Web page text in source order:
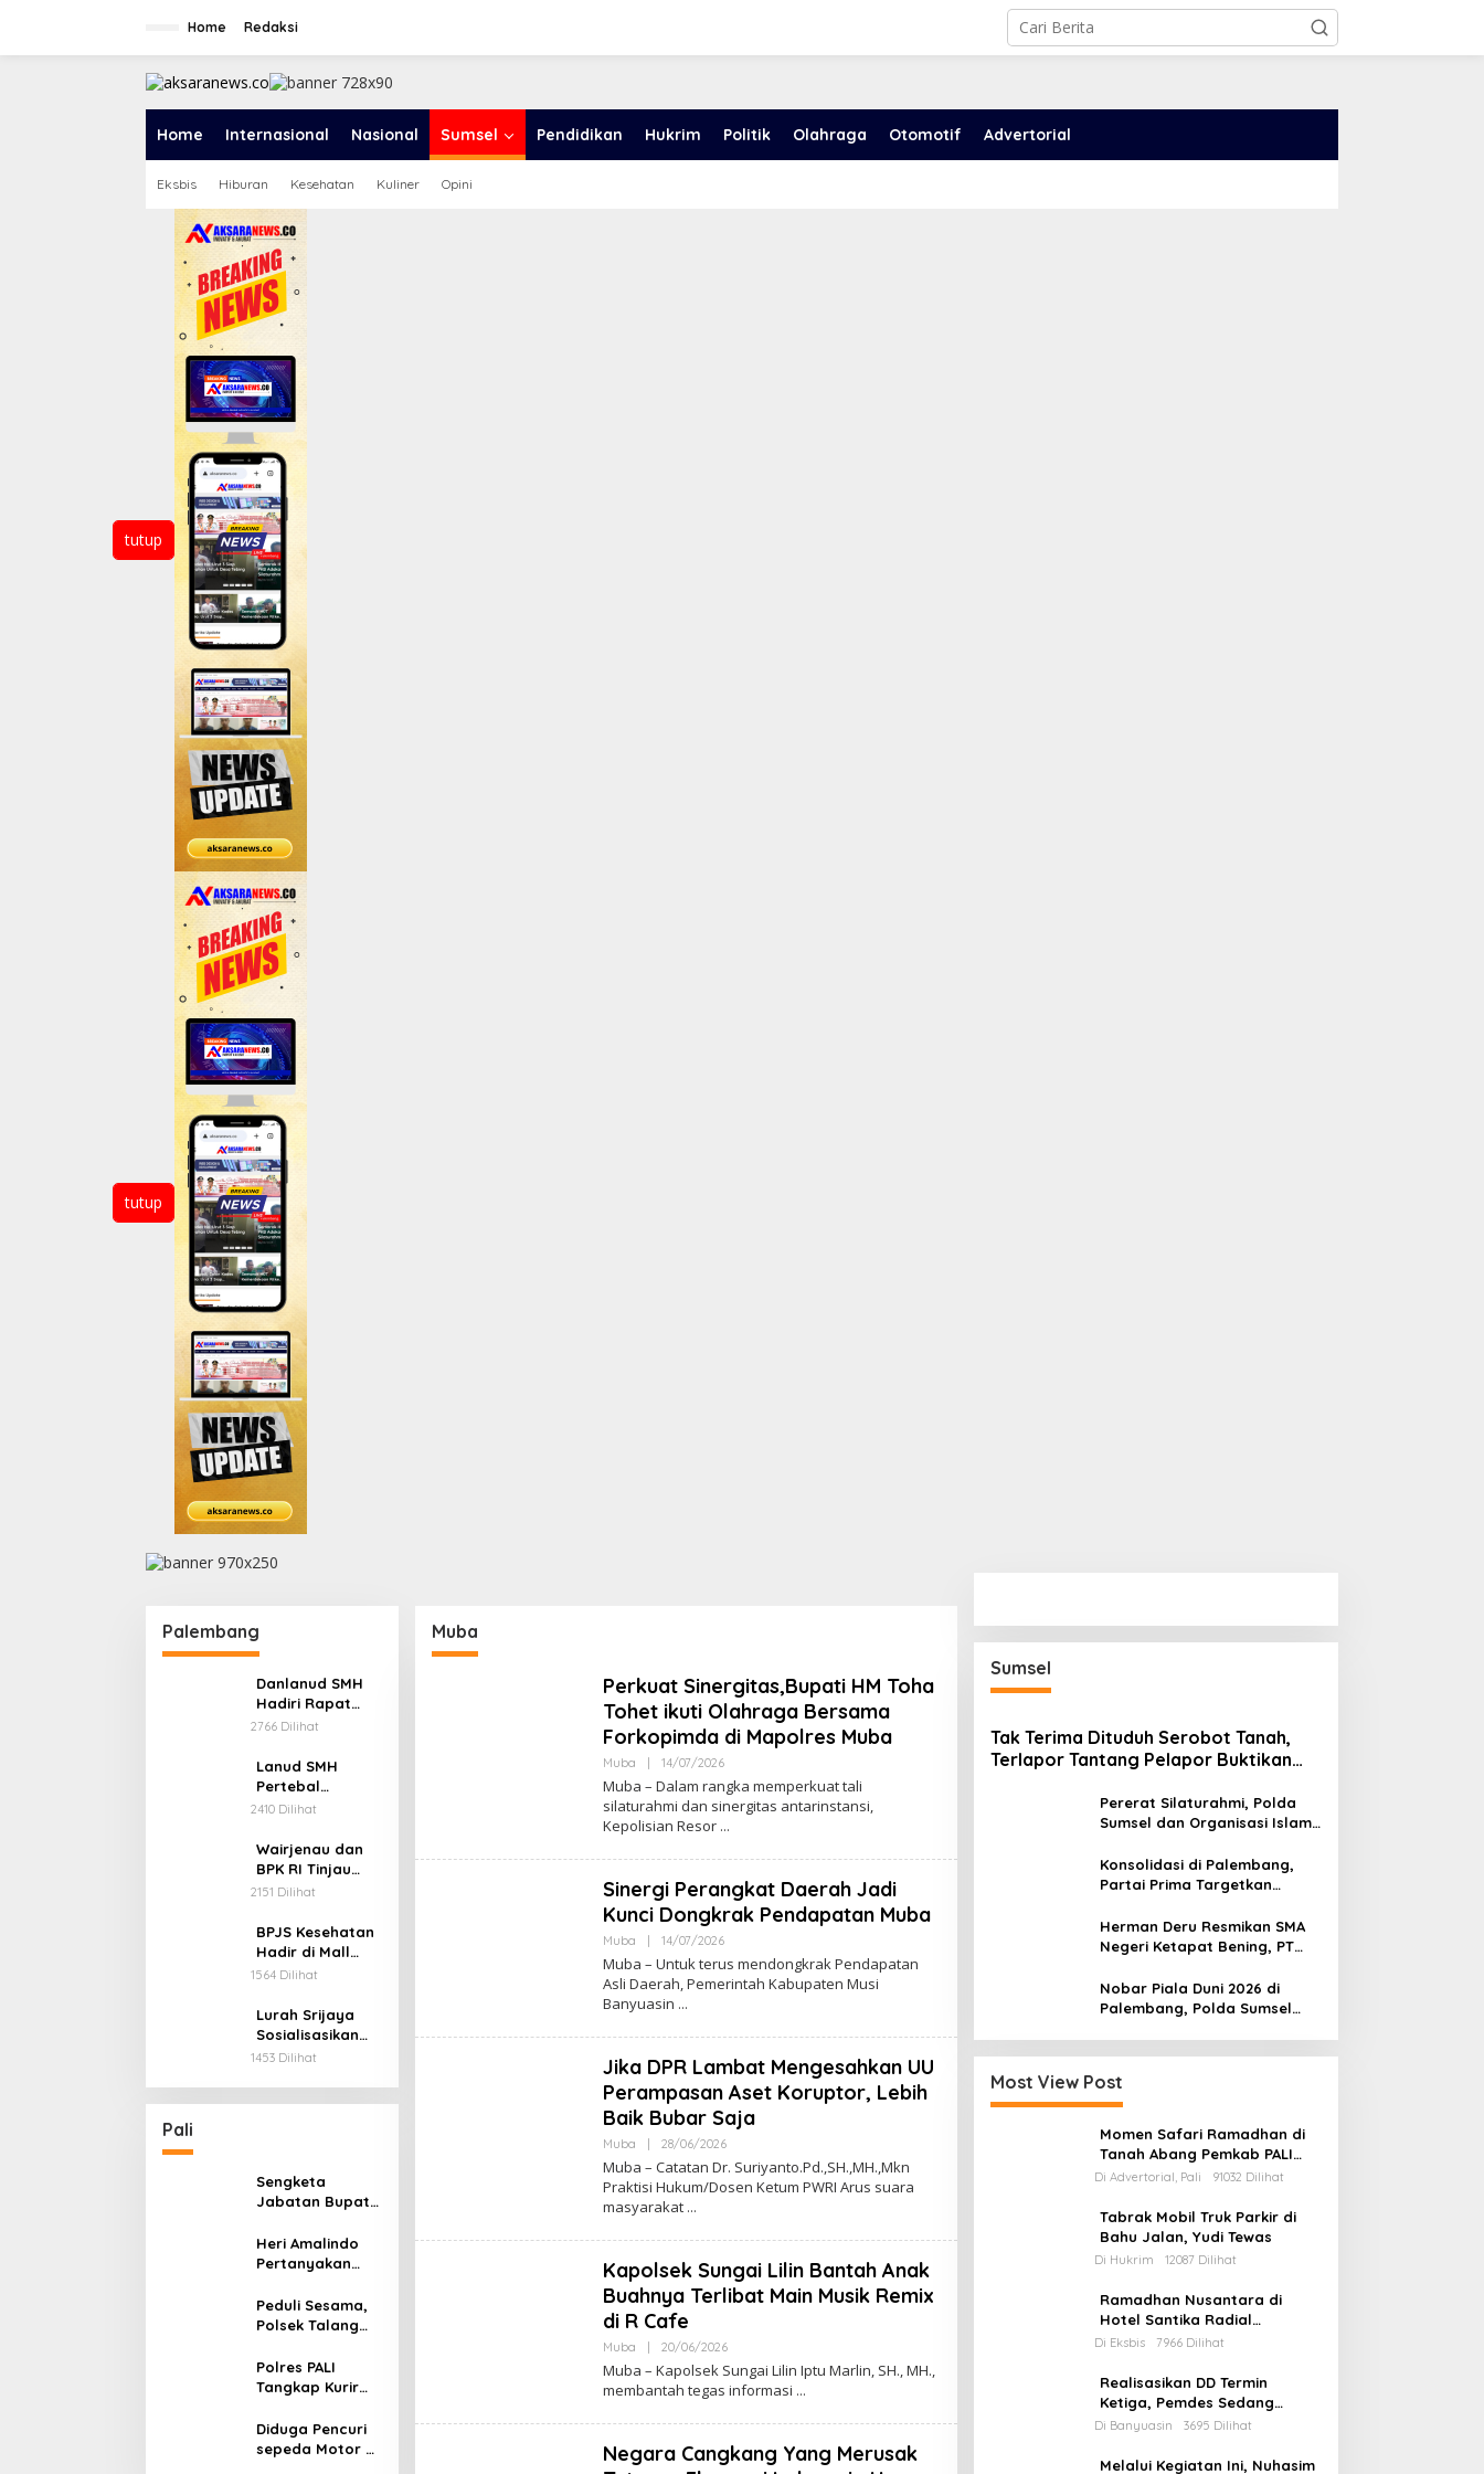
Home Redaksi
Home Internasional Nasional Sumsel Pendidikan Hukrim Politik Olahraga Otomotif Advertorial
Eksbis Hiburan Kesehatan Kuliner Opini
tutup
tutup
Palembang
Danlanud SMH
Hadiri Rapat
Forum
Rencana
Pembangunan
Daerah Provinsi
2024-2026
2766 Dilihat
Lanud SMH
Pertebal
Pengamanan di
Palembang
2410 Dilihat
Wairjenau dan
BPK RI Tinjau
Aset di Lanud
2151 Dilihat
BPJS Kesehatan
Hadir di Mall
Pelayanan
Jakabaring
1564 Dilihat
Lurah Srijaya
Sosialisasikan
Perda No. 2
1453 Dilihat
Pali
Sengketa
Jabatan Bupati
Amalindo
Tempuh Jalur
Palembang
Heri Amalindo
Pertanyakan
Pemberhentiann
ya
Peduli Sesama,
Polsek Talang
Takjil Kepada
Warga
Polres PALI
Tangkap Kurir
Babat, Kapolres:
Kami Tak Akan
Diduga Pencuri
sepeda Motor di
Muba
Perkuat Sinergitas,Bupati HM Toha
Tohet ikuti Olahraga Bersama
Forkopimda di Mapolres Muba
Muba | 14/07/2026O
E
H
R
A
N
W
S
Muba – Dalam rangka memperkuat tali
silaturahmi dan sinergitas antarinstansi,
Kepolisian Resor
Sinergi Perangkat Daerah Jadi
Kunci Dongkrak Pendapatan Muba
Muba | 14/07/2026O
E
H
R
A
N
W
S
Muba – Untuk terus mendongkrak Pendapatan
Asli Daerah, Pemerintah Kabupaten Musi
Banyuasin
Jika DPR Lambat Mengesahkan UU
Perampasan Aset Koruptor, Lebih
Baik Bubar Saja
Muba | 28/06/2026O
E
H
R
A
N
S
Muba – Catatan Dr. Suriyanto.Pd.,SH.,MH.,Mkn
Praktisi Hukum/Dosen Ketum PWRI Arus suara
masyarakat
Kapolsek Sungai Lilin Bantah Anak
Buahnya Terlibat Main Musik Remix
di R Cafe
Muba | 20/06/2026O
E
H
K
A
Muba – Kapolsek Sungai Lilin Iptu Marlin, SH., MH.,
membantah tegas informasi
Negara Cangkang Yang Merusak
Sumsel
Tak Terima Dituduh Serobot Tanah,
Terlapor Tantang Pelapor Buktikan
Pererat Silaturahmi, Polda
Sumsel dan Organisasi Islam
Konsolidasi di Palembang,
Partai Prima Targetkan
Herman Deru Resmikan SMA
Negeri Ketapat Bening, PT
Pendidikan di Muratara
Nobar Piala Duni 2026 di
Palembang, Polda Sumsel
Most View Post
Momen Safari Ramadhan di
Tanah Abang Pemkab PALI
Salurkan Bantuan Untuk
Di Advertorial, Pali 91032 Dilihat
Tabrak Mobil Truk Parkir di
Bahu Jalan, Yudi Tewas
Di Hukrim 12087 Dilihat
Ramadhan Nusantara di
Hotel Santika Radial
Palembang
Di Eksbis 7966 Dilihat
Realisasikan DD Termin
Ketiga, Pemdes Sedang
Pastikan Bedah 1 Unit Rumah
Di Banyuasin 3695 Dilihat
Melalui Kegiatan Ini, Nuhasim